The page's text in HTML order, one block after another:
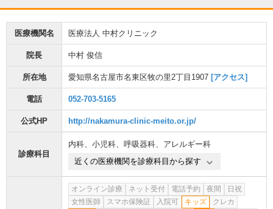
医療機関名 医療法人 中村クリニック
院長 中村 俊信
所在地 愛知県名古屋市名東区牧の里2丁目1907 [アクセス]
電話 052-703-5165
公式HP http://nakamura-clinic-meito.or.jp/
診療科目
内科、 小児科、 呼吸器科、 アレルギー科
近くの医療機関を診療科目から探す
オンライン診療 ネット受付 電話予約 夜間
日祝
女性医師
スマホ保険証 入院可 キッズ
クレカ